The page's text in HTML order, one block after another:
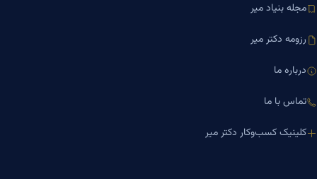
مجله بنیاد میر
رزومه دکتر میر
درباره ما
تماس با ما
کلینیک کسب‌وکار دکتر میر